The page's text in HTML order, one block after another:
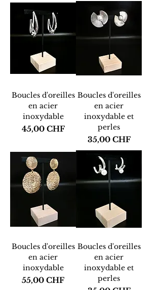
Boucles d'oreilles
en acier
inoxydable
Prix
45,00 CHF
Boucles d'oreilles
en acier
inoxydable et
perles
Prix
35,00 CHF
Boucles d'oreilles
en acier
inoxydable
Prix
55,00 CHF
Boucles d'oreilles
en acier
inoxydable et
perles